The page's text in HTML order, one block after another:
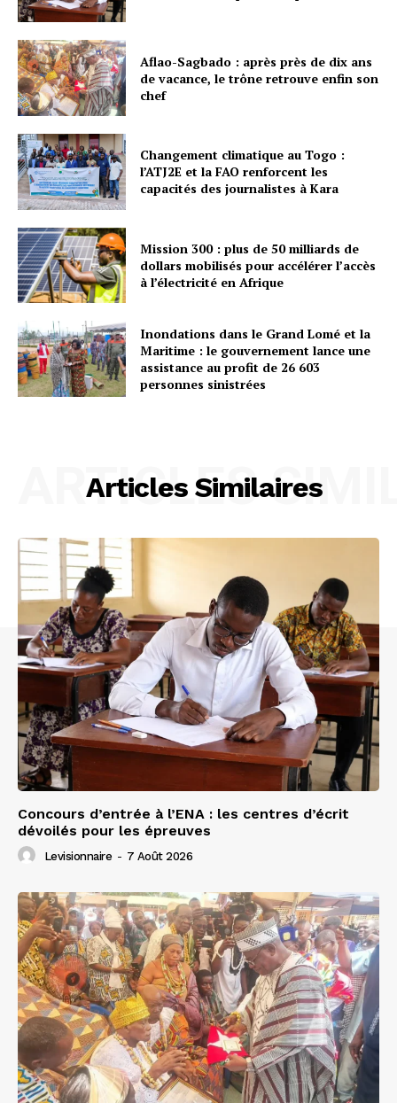
Aflao-Sagbado : après près de dix ans
de vacance, le trône retrouve enfin son
chef
Changement climatique au Togo :
l’ATJ2E et la FAO renforcent les
capacités des journalistes à Kara
Mission 300 : plus de 50 milliards de
dollars mobilisés pour accélérer l’accès
à l’électricité en Afrique
Inondations dans le Grand Lomé et la
Maritime : le gouvernement lance une
assistance au profit de 26 603
personnes sinistrées
Articles Similaires
ARTICLES
Concours d’entrée à l’ENA : les centres d’écrit
dévoilés pour les épreuves
Levisionnaire - 7 Août 2026